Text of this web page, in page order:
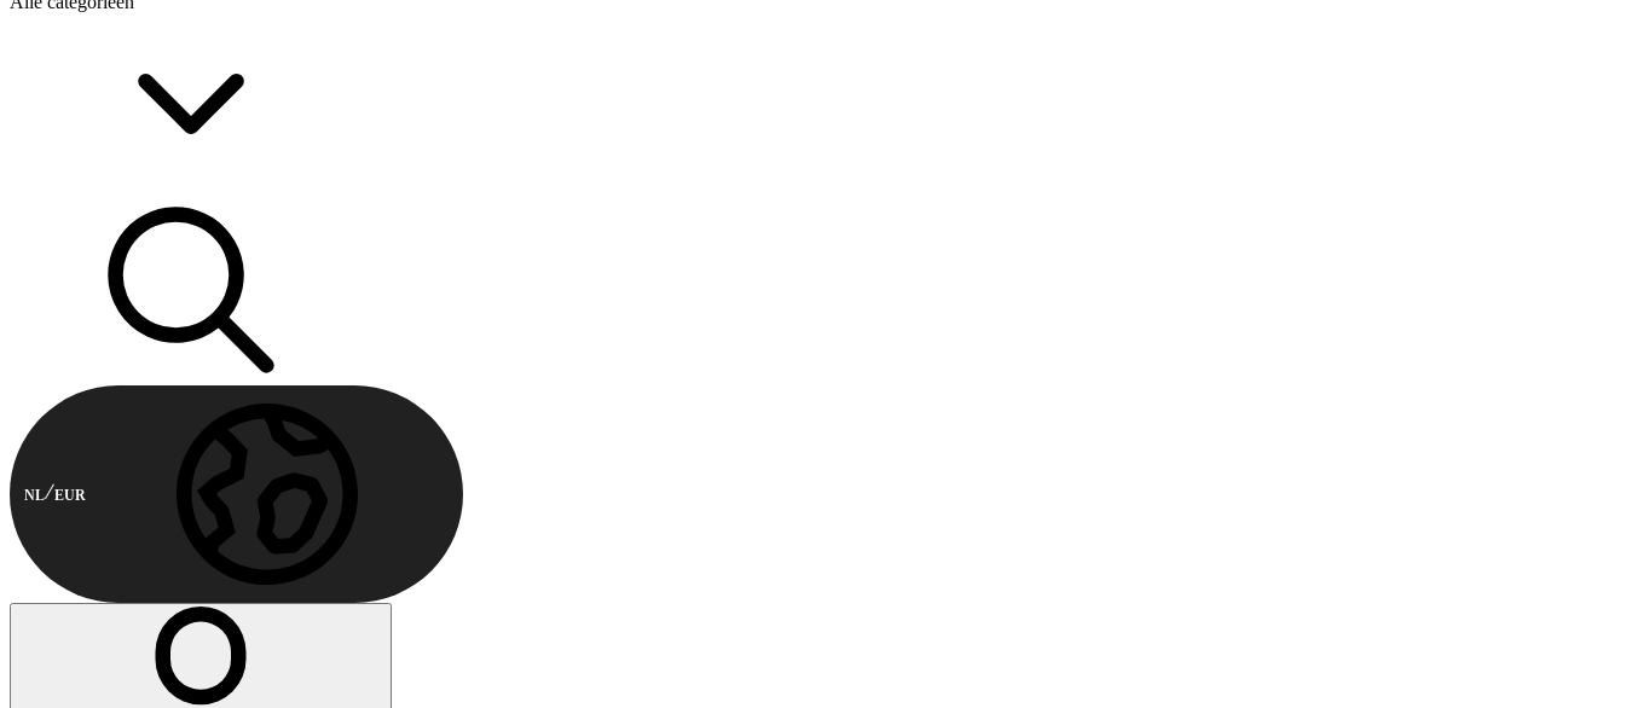
NL EUR